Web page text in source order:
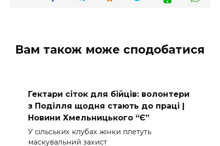
Вам також може сподобатися
Гектари сіток для бійців: волонтери
з Поділля щодня стають до праці |
Новини Хмельницького “Є”
У сільських клубах жінки плетуть
маскувальний захист